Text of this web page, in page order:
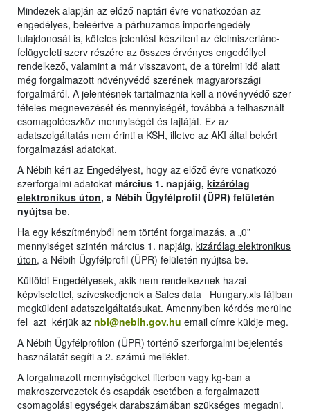
Mindezek alapján az előző naptári évre vonatkozóan az
engedélyes, beleértve a párhuzamos importengedély
tulajdonosát is, köteles jelentést készíteni az élelmiszerlánc-
felügyeleti szerv részére az összes érvényes engedéllyel
rendelkező, valamint a már visszavont, de a türelmi idő alatt
még forgalmazott növényvédő szerének magyarországi
forgalmáról. A jelentésnek tartalmaznia kell a növényvédő szer
tételes megnevezését és mennyiségét, továbbá a felhasznált
csomagolóeszköz mennyiségét és fajtáját. Ez az
adatszolgáltatás nem érinti a KSH, illetve az AKI által bekért
forgalmazási adatokat.
A Nébih kéri az Engedélyest, hogy az előző évre vonatkozó
szerforgalmi adatokat március 1. napjáig, kizárólag
elektronikus úton, a Nébih Ügyfélprofil (ÜPR) felületén
nyújtsa be.
Ha egy készítményből nem történt forgalmazás, a „0”
mennyiséget szintén március 1. napjáig, kizárólag elektronikus
úton, a Nébih Ügyfélprofil (ÜPR) felületén nyújtsa be.
Külföldi Engedélyesek, akik nem rendelkeznek hazai
képviselettel, szíveskedjenek a Sales data_ Hungary.xls fájlban
megküldeni adatszolgáltatásukat. Amennyiben kérdés merülne
fel azt kérjük az nbi@nebih.gov.hu email címre küldje meg.
A Nébih Ügyfélprofilon (ÜPR) történő szerforgalmi bejelentés
használatát segíti a 2. számú melléklet.
A forgalmazott mennyiségeket literben vagy kg-ban a
makroszervezetek és csapdák esetében a forgalmazott
csomagolási egységek darabszámában szükséges megadni.